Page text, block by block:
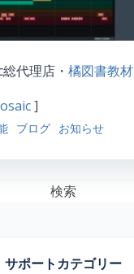
代理店・ 橘図書教材
]
ブログ お知らせ
検索
サポートカテゴリー